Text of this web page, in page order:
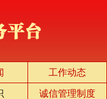
工作动态
诚信管理制度